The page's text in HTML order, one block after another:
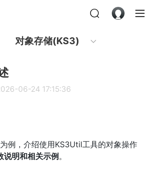
对象存储(KS3)
06-24 17:15:36
例，介绍使用KS3Util工具的对象操作
说明和相关示例 。